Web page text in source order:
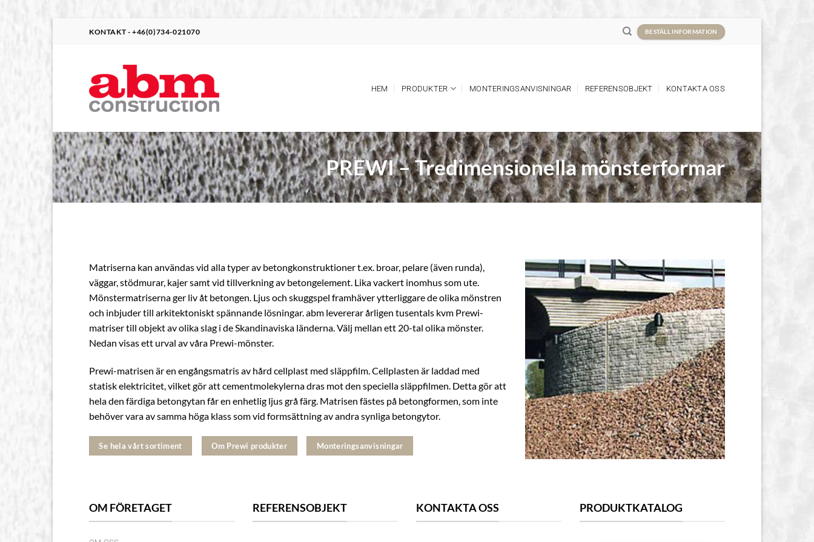
KONTAKT - +46(0)734-021070 BESTÄLL INFORMATION
HEM PRODUKTER MONTERINGSANVISNINGAR REFERENSOBJEKT KONTAKTA OSS
PREWI – Tredimensionella mönsterformar
Matriserna kan användas vid alla typer av betongkonstruktioner t.ex. broar, pelare (även runda),
väggar, stödmurar, kajer samt vid tillverkning av betongelement. Lika vackert inomhus som ute.
Mönstermatriserna ger liv åt betongen. Ljus och skuggspel framhäver ytterliggare de olika mönstren
och inbjuder till arkitektoniskt spännande lösningar. abm levererar årligen tusentals kvm Prewi-
matriser till objekt av olika slag i de Skandinaviska länderna. Välj mellan ett 20-tal olika mönster.
Nedan visas ett urval av våra Prewi-mönster.
Prewi-matrisen är en engångsmatris av hård cellplast med släppfilm. Cellplasten är laddad med
statisk elektricitet, vilket gör att cementmolekylerna dras mot den speciella släppfilmen. Detta gör att
hela den färdiga betongytan får en enhetlig ljus grå färg. Matrisen fästes på betongformen, som inte
behöver vara av samma höga klass som vid formsättning av andra synliga betongytor.
Se hela vårt sortiment Om Prewi produkter Monteringsanvisningar
OM FÖRETAGET REFERENSOBJEKT KONTAKTA OSS PRODUKTKATALOG